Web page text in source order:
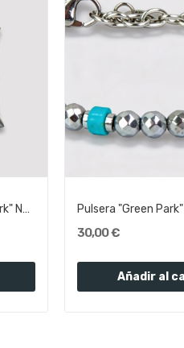
Pulsera Zirconitas "Moor Park" Negro | Olliver...
30,00 €
Añadir al